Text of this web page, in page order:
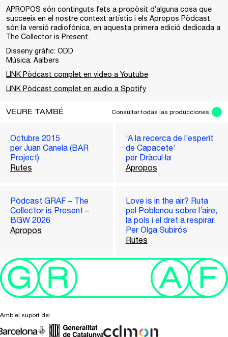
APROPOS són continguts fets a propòsit d’alguna cosa que
succeeix en el nostre context artístic i els Apropos Pòdcast
són la versió radiofónica, en aquesta primera edició dedicada a
The Collector is Present.
Disseny gràfic: ODD
Música: Aalbers
LINK Pòdcast complet en video a Youtube
LINK Pòdcast complet en audio a Spotify
VEURE TAMBÉ Consultar todas las producciones
Octubre 2015
per Juan Canela (BAR
Project)
Rutes
‘A la recerca de l’esperit
de Capacete’
per Dràcul·la
Apropos
Pòdcast GRAF – The
Collector is Present –
BGW 2026
Apropos
Love is in the air? Ruta
pel Poblenou sobre l’aire,
la pols i el dret a respirar.
Per Olga Subirós
Rutes
Amb el suport de: